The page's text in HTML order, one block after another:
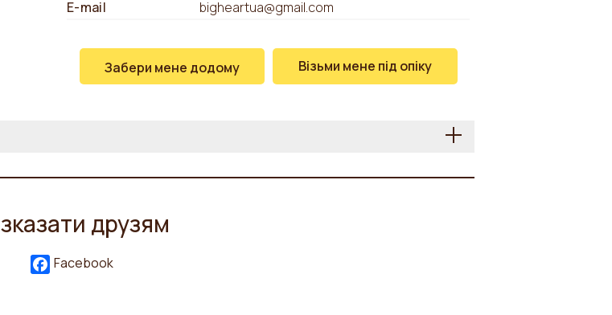
E-mail
bigheartua@gmail.com
Забери мене додому Візьми мене під опіку
друзям
Facebook